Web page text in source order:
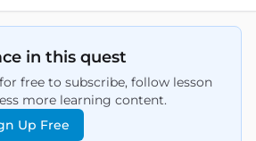
in this quest
free to subscribe, follow lesson
more learning content.
Up Free